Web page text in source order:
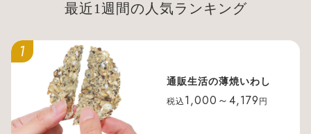
最近1週間の人気ランキング
1
通販生活の薄焼いわし
税込 1,000～4,179 円